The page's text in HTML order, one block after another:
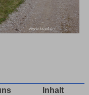
Inhalt